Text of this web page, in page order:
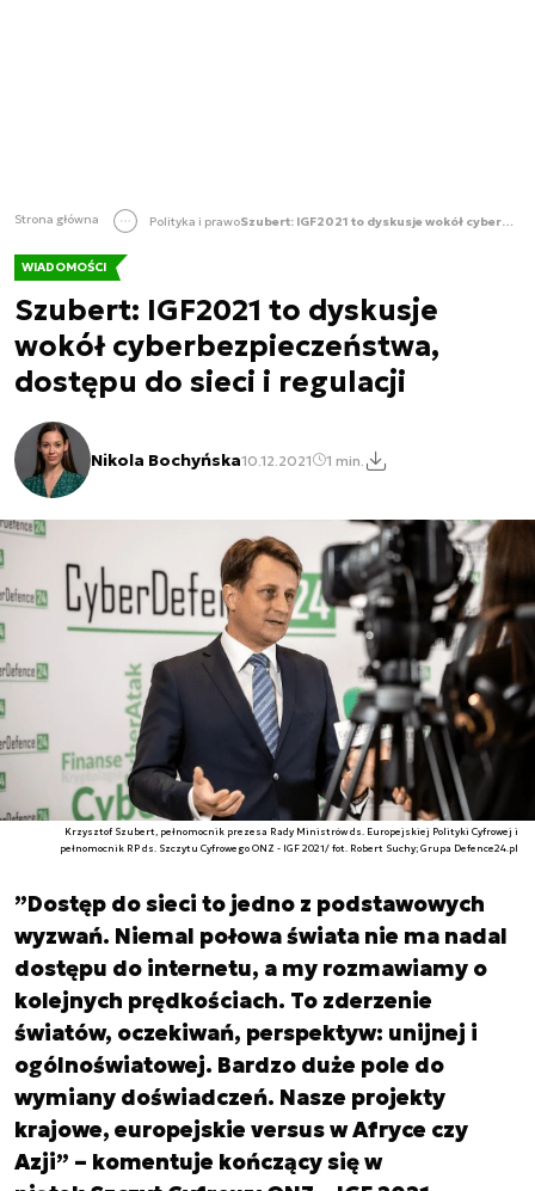
Strona główna Polityka i prawo Szubert: IGF2021 to dyskusje wokół cyberbezpieczeństwa, dostępu do sieci i regulacji
WIADOMOŚCI
Szubert: IGF2021 to dyskusje
wokół cyberbezpieczeństwa,
dostępu do sieci i regulacji
Nikola Bochyńska10.12.2021 1 min.
Krzysztof Szubert, pełnomocnik prezesa Rady Ministrów ds. Europejskiej Polityki Cyfrowej i
pełnomocnik RP ds. Szczytu Cyfrowego ONZ - IGF 2021/ fot. Robert Suchy; Grupa Defence24.pl
”Dostęp do sieci to jedno z podstawowych
wyzwań. Niemal połowa świata nie ma nadal
dostępu do internetu, a my rozmawiamy o
kolejnych prędkościach. To zderzenie
światów, oczekiwań, perspektyw: unijnej i
ogólnoświatowej. Bardzo duże pole do
wymiany doświadczeń. Nasze projekty
krajowe, europejskie versus w Afryce czy
Azji” – komentuje kończący się w